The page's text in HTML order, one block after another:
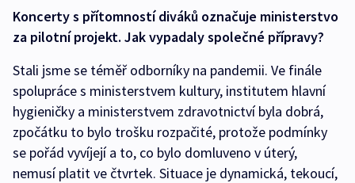
Koncerty s přítomností diváků označuje ministerstvo
za pilotní projekt. Jak vypadaly společné přípravy?
Stali jsme se téměř odborníky na pandemii. Ve finále
spolupráce s ministerstvem kultury, institutem hlavní
hygieničky a ministerstvem zdravotnictví byla dobrá,
zpočátku to bylo trošku rozpačité, protože podmínky
se pořád vyvíjejí a to, co bylo domluveno v úterý,
nemusí platit ve čtvrtek. Situace je dynamická, tekoucí,